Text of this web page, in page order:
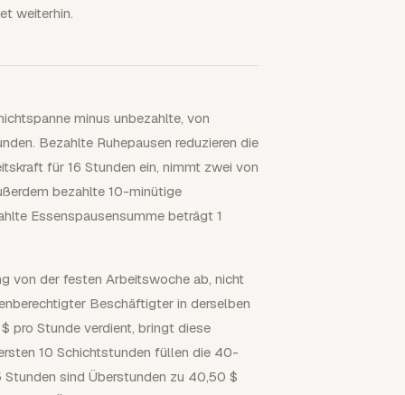
weiterhin.
minus unbezahlte, von
Bezahlte Ruhepausen reduzieren die
für 16 Stunden ein, nimmt zwei von
bezahlte 10-minütige
Essenspausensumme beträgt 1
von der festen Arbeitswoche ab, nicht
Beschäftigter in derselben
pro Stunde verdient, bringt diese
10 Schichtstunden füllen die 40-
sind Überstunden zu 40,50 $